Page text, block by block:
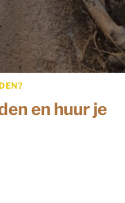
en huur je